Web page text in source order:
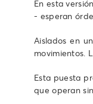
En esta
- esperan
Aislados en
movimientos.
Esta puesta
que operan